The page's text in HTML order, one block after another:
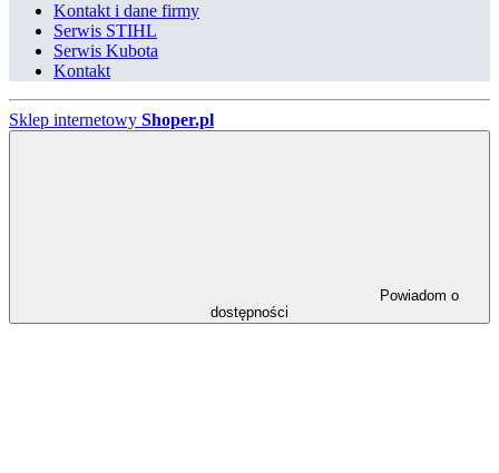
Kontakt i dane firmy
Serwis STIHL
Serwis Kubota
Kontakt
Sklep internetowy Shoper.pl
dostępności